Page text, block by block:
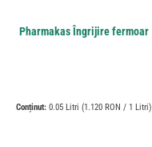
Pharmakas Îngrijire fermoar
Conținut: 0.05 Litri (1.120 RON / 1 Litri)